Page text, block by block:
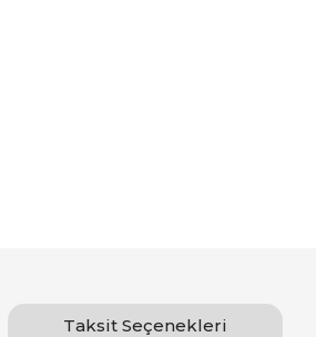
Taksit Seçenekleri